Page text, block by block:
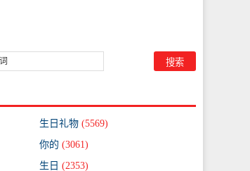
生日礼物 (5569)
你的 (3061)
生日 (2353)